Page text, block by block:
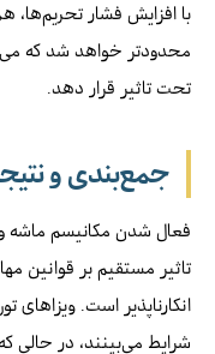
با افزایش فشار
محدودتر خواهد شد که
تحت تاثیر قرار دهد.
جمع‌بندی و
فعال شدن مکانیسم ماشه
تاثیر مستقیم بر قوانین
انکارناپذیر است. ویزاهای
شرایط می‌بینند، در حالی